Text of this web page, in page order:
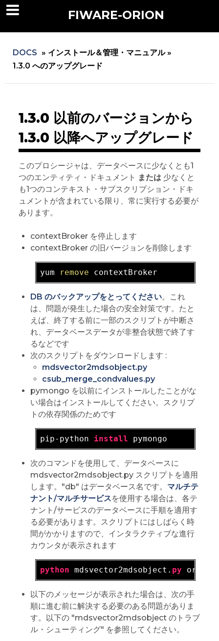
FIWARE-ORION
DOCS » インストール＆管理・マニュアル »
1.3.0 へのアップグレード
1.3.0 以前のバージョンから
1.3.0 以降へアップグレード
このプロシージャは、データベースに少なくとも1
つのエンティティ・ドキュメント または少なくと
も1つのコンテキスト・サブスクリプション・ドキ
ュメントが含まれている限り、常に実行する必要が
あります。
contextBroker を停止します
contextBroker の旧バージョンを削除します
yum remove
DB のバックアップをとってください。これ
は、問題が発生した場合の安全対策です。たと
えば、終了する前に一部のスクリプトが中断さ
れ、データベースデータが非整合状態で終了す
るなどです
次のスクリプトをダウンロードします :
mdsvector2mdsobject.py
csub_merge_condvalues.py
pymongo を以前にインストールしたことがな
い場合はインストールしてください。スクリプ
トの依存関係のためです
pip-python install
次のコマンドを使用して、データベースに
mdsvector2mdsobject.py スクリプトを適用
します。"db" はデータベース名です。 マルチテ
ナント/マルチサービスを使用する場合は、各テ
ナント/サービスのデータベースに手順を適用す
る必要があります。スクリプトにはしばらく時
間がかかりますので、インタラクティブな進行
カウンタが表示されます
python mdsvector2mdsobject. py
以下のメッセージが表示された場合は、次の手
順に進む前に解決する必要のある問題がありま
す。以下の "mdsvector2mdsobject のトラブ
ル・シューティング" を参照してください。